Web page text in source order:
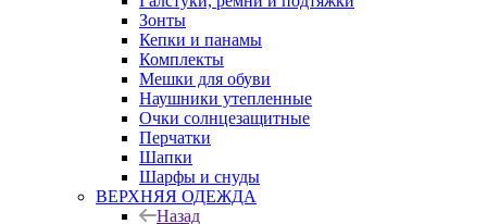
Зонты
Кепки и панамы
Комплекты
Мешки для обуви
Наушники утепленные
Очки солнцезащитные
Перчатки
Шапки
Шарфы и снуды
ВЕРХНЯЯ ОДЕЖДА
Назад